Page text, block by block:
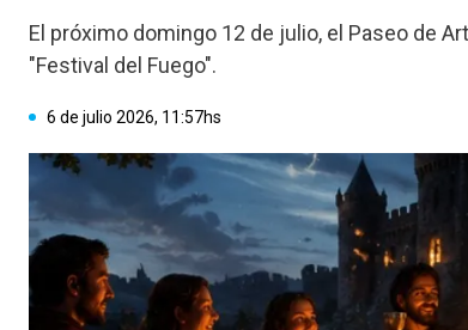
El próximo domingo 12 de julio, el Paseo de
"Festival del Fuego".
6 de julio 2026, 11:57hs